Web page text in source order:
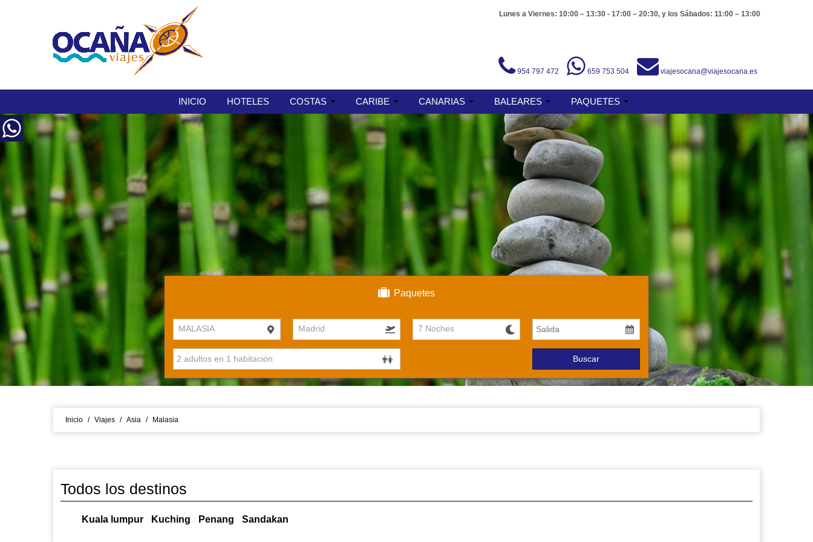
Lunes a Viernes: 10:00 – 13:30 - 17:00 – 20:30, y los Sábados: 11:00 – 13:00
954 797 472 659 753 504 viajesocana@viajesocana.es
INICIO HOTELES COSTAS CARIBE CANARIAS BALEARES PAQUETES
Paquetes
MALASIA Madrid 7 Noches
Buscar
Inicio / Viajes / Asia / Malasia
Todos los destinos
Kuala lumpur Kuching Penang Sandakan